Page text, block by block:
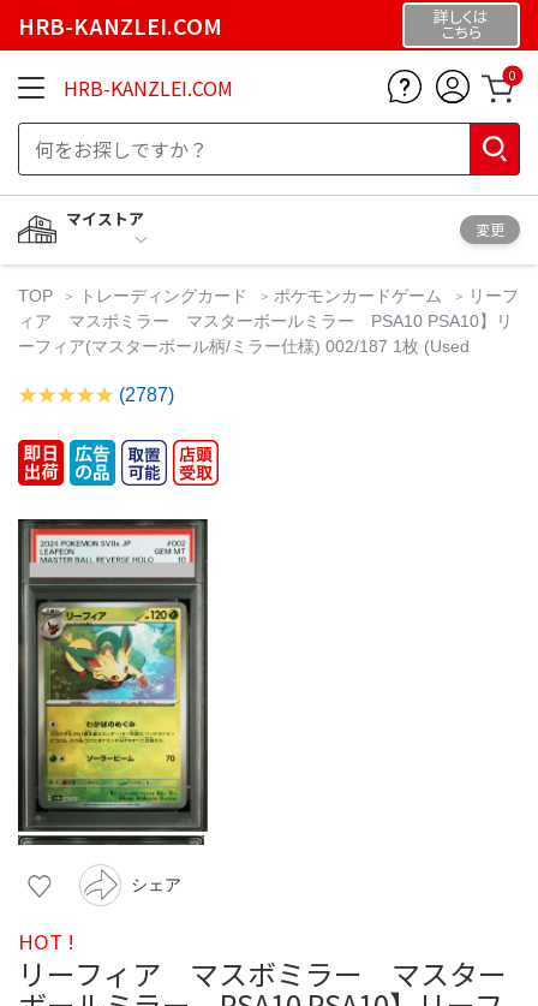
HRB-KANZLEI.COM 詳しくは
こちら
HRB-KANZLEI.COM 0
マイストア
変更
TOP トレーディングカード ポケモンカードゲーム
リーフ
ィア マスボミラー マスターボールミラー PSA10 PSA10】リ
ーフィア(マスターボール柄/ミラー仕様) 002/187 1枚 (Used
(2787)
シェア
HOT !
リーフィア マスボミラー マスター